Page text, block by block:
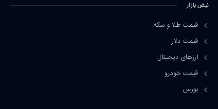
نبض بازار
قیمت طلا و سکه
قیمت دلار
ارزهای دیجیتال
قیمت خودرو
بورس